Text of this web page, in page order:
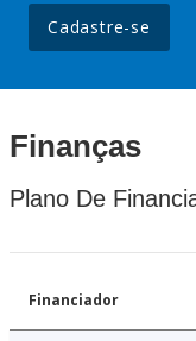
Cadastre-se
Finanças
Plano De
Financiador